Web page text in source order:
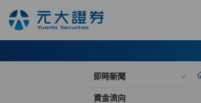
即時新聞
資金流向